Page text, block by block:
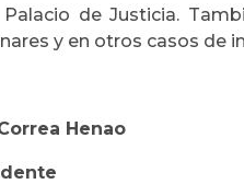
de Justicia.
y en otros casos de
Henao